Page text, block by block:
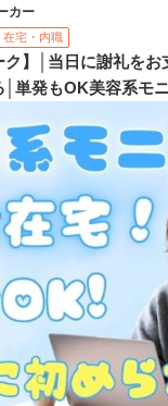
カー
在宅・内職
ク】│当日に謝礼を
単発もOK美容系モ